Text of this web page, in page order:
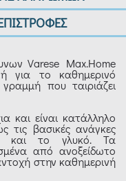
Varese Max.Home
για το καθημερινό
που ταιριάζει
και είναι κατάλληλο
τις βασικές ανάγκες
και το γλυκό. Τα
από ανοξείδωτο
στην καθημερινή